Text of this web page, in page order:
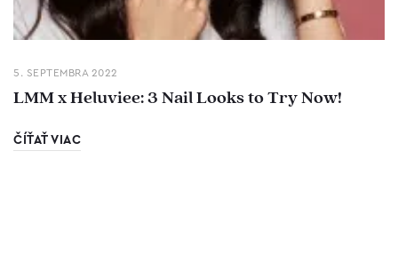
5. SEPTEMBRA 2022
LMM x Heluviee: 3 Nail Looks to Try Now!
ČÍŤAŤ VIAC